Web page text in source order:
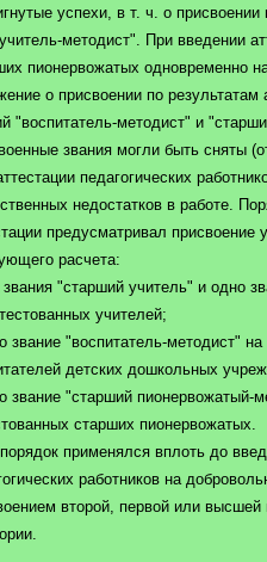
успехи, в т. ч. о
методист". При введении
пионервожатых одновременно
о присвоении по результатам
"воспитатель-методист" и
звания могли быть сняты
педагогических
недостатков в работе.
предусматривал присвоение
расчета:
звания "старший учитель" и одно
учителей;
звание "воспитатель-методист"
детских дошкольных
звание "старший пионервожатый-
старших пионервожатых.
применялся вплоть до
работников на
второй, первой или высшей